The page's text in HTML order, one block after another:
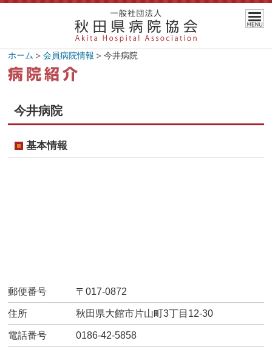
ホーム 会員病院情報 今井病院
今井病院
基本情報
郵便番号 〒017-0872
住所 秋田県大館市片山町3丁目12-30
電話番号 0186-42-5858